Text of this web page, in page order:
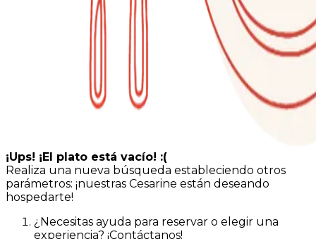
¡Ups! ¡El plato está vacío! :(
Realiza una nueva búsqueda estableciendo otros
parámetros: ¡nuestras Cesarine están deseando
hospedarte!
¿Necesitas ayuda para reservar o elegir una
experiencia? ¡Contáctanos!